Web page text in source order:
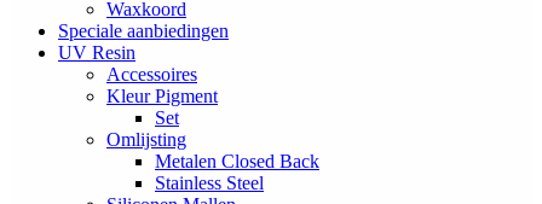
Waxkoord
Speciale aanbiedingen
UV Resin
Accessoires
Kleur Pigment
Set
Omlijsting
Metalen Closed Back
Stainless Steel